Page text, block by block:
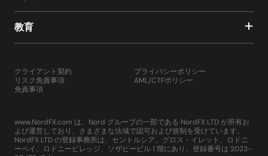
教育
クライアント契約
リスク免責事項
免責事項
プライバシーポリシー
AML/CTFポリシー
www.NordFX.com は、Nord グループの一部である NordFX LTD が所有お
よび運営しており、さまざまな法域で認可および規制を受けています。
NordFX LTD の登録事務所は、セントルシア、グロス・イレット、ロドニ
ーベイ、ロドニービレッジ、ソザビービル 1 階にあり、登録番号は 2023-